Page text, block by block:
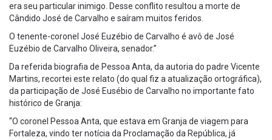
era seu particular inimigo. Desse conflito resultou a morte de
Cândido José de Carvalho e saíram muitos feridos.
O tenente-coronel José Euzébio de Carvalho é avô de José
Euzébio de Carvalho Oliveira, senador.”
Da referida biografia de Pessoa Anta, da autoria do padre Vicente
Martins, recortei este relato (do qual fiz a atualização ortográfica),
da participação de José Eusébio de Carvalho no importante fato
histórico de Granja:
“O coronel Pessoa Anta, que estava em Granja de viagem para
Fortaleza, vindo ter notícia da Proclamação da República, já